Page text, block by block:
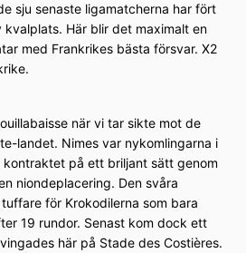
sju senaste ligamatcherna har fört
kvalplats. Här blir det maximalt en
med Frankrikes bästa försvar. X2
när vi tar sikte mot de
landet. Nimes var nykomlingarna i
kontraktet på ett briljant sätt genom
niondeplacering. Den svåra
för Krokodilerna som bara
19 rundor. Senast kom dock ett
här på Stade des Costières.